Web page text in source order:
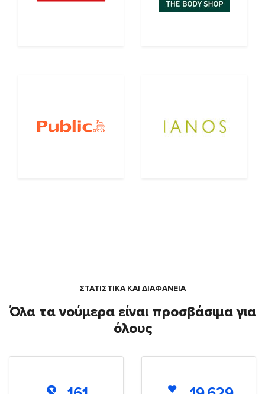
ΣΤΑΤΙΣΤΙΚΑ ΚΑΙ ΔΙΑΦΑΝΕΙΑ
Όλα τα νούμερα είναι προσβάσιμα για
όλους